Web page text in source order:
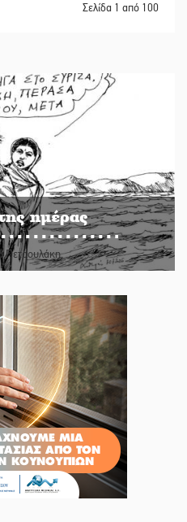
Σελίδα 1 από 100
ημέρας
Πετρουλάκη